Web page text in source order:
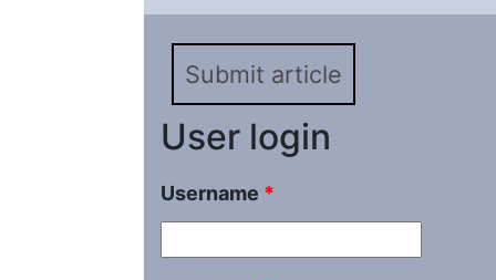
Submit article
User login
Username *